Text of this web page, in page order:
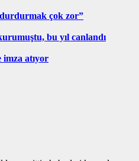
durdurmak çok zor”
bu yıl canlandı
atıyor